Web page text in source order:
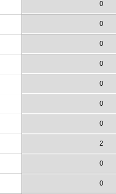
0
0
0
0
0
0
0
2
0
0